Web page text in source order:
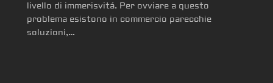
livello di immerisvitá. Per ovviare a questo
problema esistono in commercio parecchie
soluzioni,…